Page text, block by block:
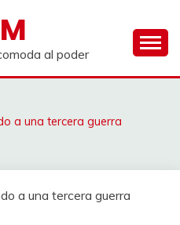
al poder
a una tercera guerra